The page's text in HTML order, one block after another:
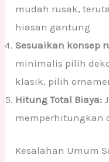
mudah rusak,
hiasan gantung
Sesuaikan konsep
minimalis pilih
klasik, pilih
Hitung Total Biaya:
memperhitungkan
Kesalahan Umum